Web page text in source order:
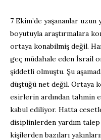
7 Ekim’de yaşananlar
boyutuyla araştırmalara
ortaya konabilmiş değil.
geç müdahale eden İsrail
şiddetli olmuştu. Şu
düştüğü net değil. Ortaya
esirlerin ardından tahmin
kabul ediliyor. Hatta
disiplinlerden yardım
kişilerden bazıları